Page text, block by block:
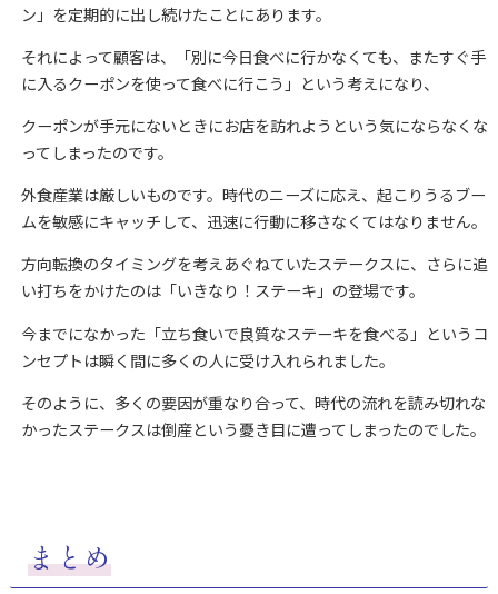
ン」を定期的に出し続けたことにあります。
それによって顧客は、「別に今日食べに行かなくても、またすぐ手
に入るクーポンを使って食べに行こう」という考えになり、
クーポンが手元にないときにお店を訪れようという気にならなくな
ってしまったのです。
外食産業は厳しいものです。時代のニーズに応え、起こりうるブー
ムを敏感にキャッチして、迅速に行動に移さなくてはなりません。
方向転換のタイミングを考えあぐねていたステークスに、さらに追
い打ちをかけたのは「いきなり！ステーキ」の登場です。
今までになかった「立ち食いで良質なステーキを食べる」というコ
ンセプトは瞬く間に多くの人に受け入れられました。
そのように、多くの要因が重なり合って、時代の流れを読み切れな
かったステークスは倒産という憂き目に遭ってしまったのでした。
まとめ